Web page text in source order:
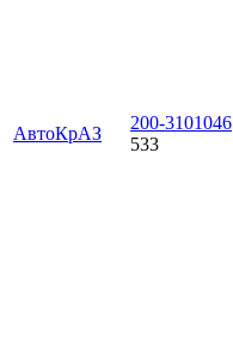
АвтоКрАЗ
200-3101046
533